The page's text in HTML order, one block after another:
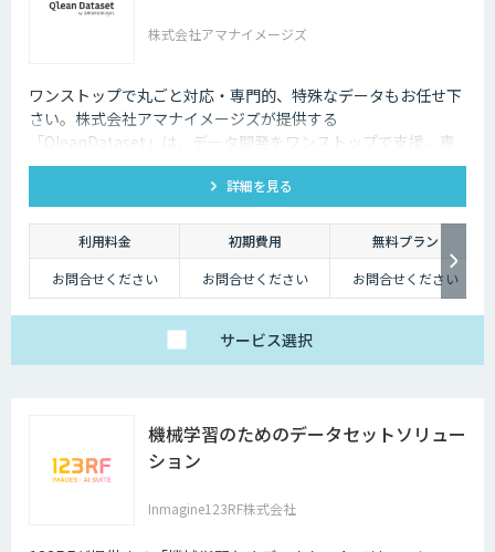
株式会社アマナイメージズ
ワンストップで丸ごと対応・専門的、特殊なデータもお任せ下
さい。株式会社アマナイメージズが提供する
「QleanDataset」は、データ開発をワンストップで支援。専
門チームが多様なデータ制作から権利チェックまで対応し、商
詳細を見る
利用料金 初期費用
無料プラン
お問合せください
お問合せください お問合せください
サービス選択
機械学習のためのデータセットソリュー
ション
Inmagine123RF株式会社